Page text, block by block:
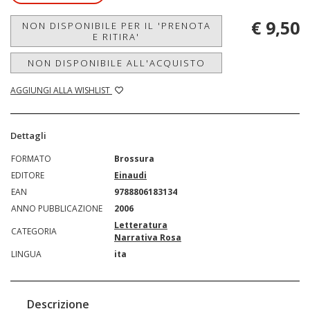
NON DISPONIBILE PER IL 'PRENOTA
E RITIRA'
NON DISPONIBILE ALL'ACQUISTO
AGGIUNGI ALLA WISHLIST
€ 9,50
Dettagli
FORMATO
Brossura
EDITORE
Einaudi
EAN
9788806183134
ANNO PUBBLICAZIONE
2006
CATEGORIA
Letteratura
Narrativa Rosa
LINGUA
ita
Descrizione